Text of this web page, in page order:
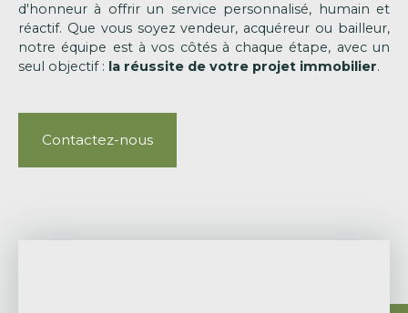
d'honneur à offrir un service personnalisé, humain et
réactif. Que vous soyez vendeur, acquéreur ou bailleur,
notre équipe est à vos côtés à chaque étape, avec un
seul objectif : la réussite de votre projet immobilier.
Contactez-nous